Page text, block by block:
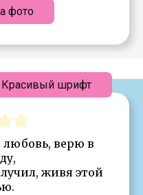
фото
верю в
живя этой
Красивый шрифт